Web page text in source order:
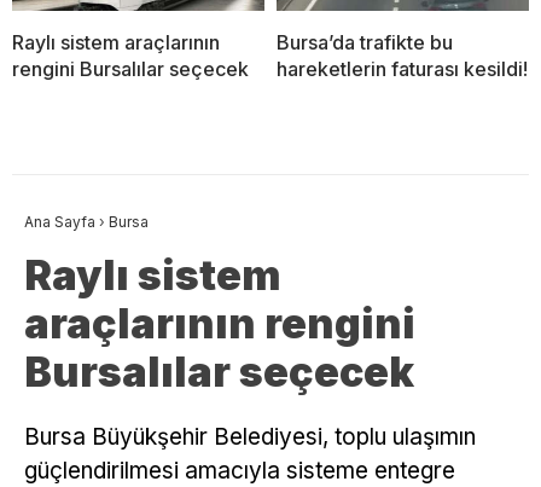
Raylı sistem araçlarının
rengini Bursalılar seçecek
Bursa’da trafikte bu
hareketlerin faturası kesildi!
Ana Sayfa › Bursa
Raylı sistem
araçlarının rengini
Bursalılar seçecek
Bursa Büyükşehir Belediyesi, toplu ulaşımın
güçlendirilmesi amacıyla sisteme entegre